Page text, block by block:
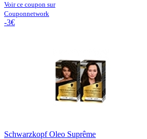
Voir ce coupon sur
Couponnetwork
-3€
Schwarzkopf Oleo Suprême